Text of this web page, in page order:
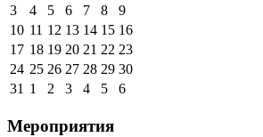
3
4 5 6 7 8
9
10 11 12 13 14 15 16
17 18 19 20 21 22 23
24 25 26 27 28 29 30
31 1 2 3 4 5 6
Мероприятия